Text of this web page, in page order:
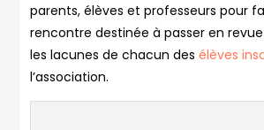
parents, élèves et professeurs pour
rencontre destinée à passer en
les lacunes de chacun desélèves
l’association.